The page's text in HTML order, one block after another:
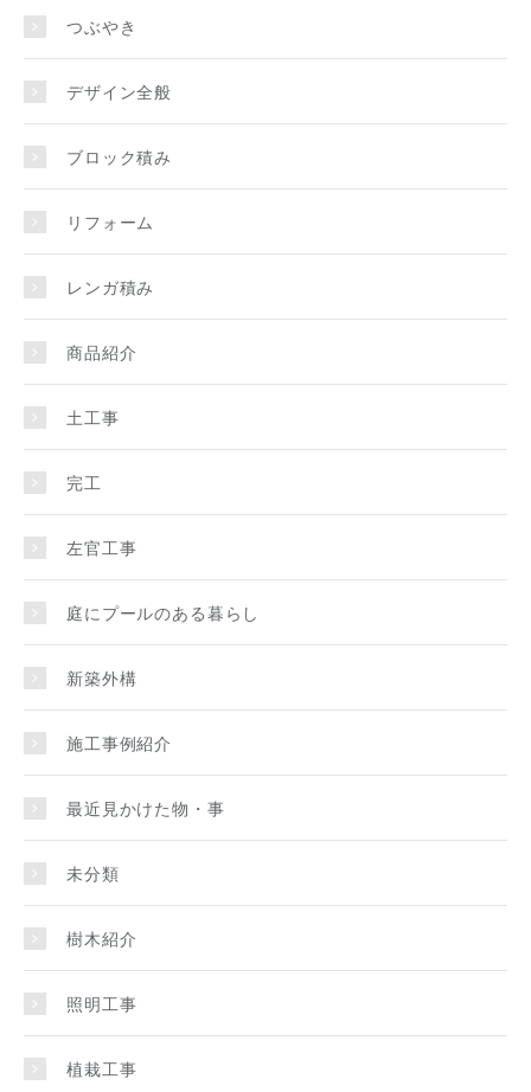
つぶやき
デザイン全般
ブロック積み
リフォーム
レンガ積み
商品紹介
土工事
完工
左官工事
庭にプールのある暮らし
新築外構
施工事例紹介
最近見かけた物・事
未分類
樹木紹介
照明工事
植栽工事